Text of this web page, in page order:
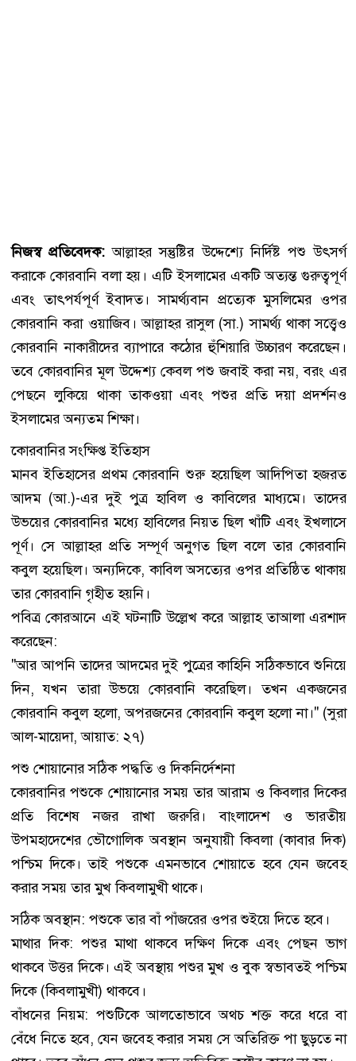
নিজস্ব প্রতিবেদক:​আল্লাহর সন্তুষ্টির উদ্দেশ্যে নির্দিষ্ট পশু উৎসর্গ
করাকে কোরবানি বলা হয়। এটি ইসলামের একটি অত্যন্ত গুরুত্বপূর্ণ
এবং তাৎপর্যপূর্ণ ইবাদত। সামর্থ্যবান প্রত্যেক মুসলিমের ওপর
কোরবানি করা ওয়াজিব। আল্লাহর রাসুল (সা.) সামর্থ্য থাকা সত্ত্বেও
কোরবানি নাকারীদের ব্যাপারে কঠোর হুঁশিয়ারি উচ্চারণ করেছেন।
তবে কোরবানির মূল উদ্দেশ্য কেবল পশু জবাই করা নয়, বরং এর
পেছনে লুকিয়ে থাকা তাকওয়া এবং পশুর প্রতি দয়া প্রদর্শনও
ইসলামের অন্যতম শিক্ষা।
​কোরবানির সংক্ষিপ্ত ইতিহাস
​মানব ইতিহাসের প্রথম কোরবানি শুরু হয়েছিল আদিপিতা হজরত
আদম (আ.)-এর দুই পুত্র হাবিল ও কাবিলের মাধ্যমে। তাদের
উভয়ের কোরবানির মধ্যে হাবিলের নিয়ত ছিল খাঁটি এবং ইখলাসে
পূর্ণ। সে আল্লাহর প্রতি সম্পূর্ণ অনুগত ছিল বলে তার কোরবানি
কবুল হয়েছিল। অন্যদিকে, কাবিল অসত্যের ওপর প্রতিষ্ঠিত থাকায়
তার কোরবানি গৃহীত হয়নি।
​পবিত্র কোরআনে এই ঘটনাটি উল্লেখ করে আল্লাহ তাআলা এরশাদ
করেছেন:
​"আর আপনি তাদের আদমের দুই পুত্রের কাহিনি সঠিকভাবে শুনিয়ে
দিন, যখন তারা উভয়ে কোরবানি করেছিল। তখন একজনের
কোরবানি কবুল হলো, অপরজনের কোরবানি কবুল হলো না।" (সুরা
আল-মায়েদা, আয়াত: ২৭)
​পশু শোয়ানোর সঠিক পদ্ধতি ও দিকনির্দেশনা
​কোরবানির পশুকে শোয়ানোর সময় তার আরাম ও কিবলার দিকের
প্রতি বিশেষ নজর রাখা জরুরি। বাংলাদেশ ও ভারতীয়
উপমহাদেশের ভৌগোলিক অবস্থান অনুযায়ী কিবলা (কাবার দিক)
পশ্চিম দিকে। তাই পশুকে এমনভাবে শোয়াতে হবে যেন জবেহ
করার সময় তার মুখ কিবলামুখী থাকে।
​সঠিক অবস্থান: পশুকে তার বাঁ পাঁজরের ওপর শুইয়ে দিতে হবে।
​মাথার দিক: পশুর মাথা থাকবে দক্ষিণ দিকে এবং পেছন ভাগ
থাকবে উত্তর দিকে। এই অবস্থায় পশুর মুখ ও বুক স্বভাবতই পশ্চিম
দিকে (কিবলামুখী) থাকবে।
​বাঁধনের নিয়ম: পশুটিকে আলতোভাবে অথচ শক্ত করে ধরে বা
বেঁধে নিতে হবে, যেন জবেহ করার সময় সে অতিরিক্ত পা ছুড়তে না